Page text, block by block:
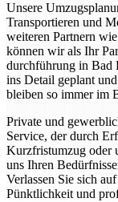
Unsere
Transportieren und
weiteren Partnern
können wir als Ihr
durchführung in Bad
ins Detail geplant
bleiben so immer im
Private und
Service, der durch
Kurzfristumzug oder
uns Ihren
Verlassen Sie sich
Pünktlichkeit und